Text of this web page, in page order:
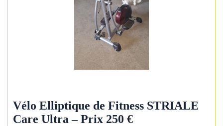
Vélo Elliptique de Fitness STRIALE
Care Ultra – Prix 250 €